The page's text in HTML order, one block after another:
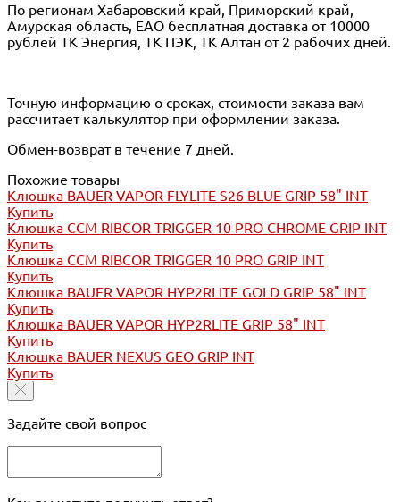
По регионам Хабаровский край, Приморский край,
Амурская область, ЕАО бесплатная доставка от 10000
рублей ТК Энергия, ТК ПЭК, ТК Алтан от 2 рабочих дней.
Точную информацию о сроках, стоимости заказа вам
рассчитает калькулятор при оформлении заказа.
Обмен-возврат в течение 7 дней.
Похожие товары
Клюшка BAUER VAPOR FLYLITE S26 BLUE GRIP 58" INT
Купить
Клюшка CCM RIBCOR TRIGGER 10 PRO CHROME GRIP INT
Купить
Клюшка CCM RIBCOR TRIGGER 10 PRO GRIP INT
Купить
Клюшка BAUER VAPOR HYP2RLITE GOLD GRIP 58" INT
Купить
Клюшка BAUER VAPOR HYP2RLITE GRIP 58" INT
Купить
Клюшка BAUER NEXUS GEO GRIP INT
Купить
Задайте свой вопрос